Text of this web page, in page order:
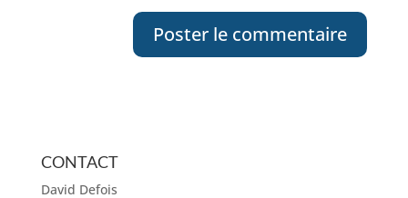
CONTACT
David Defois